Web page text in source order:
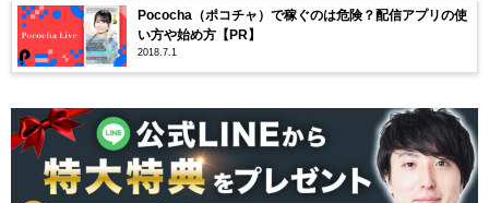
Pococha（ポコチャ）で稼ぐのは危険？配信アプリの使
い方や始め方【PR】
2018.7.1